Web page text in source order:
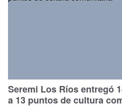
Seremi Los Ríos entregó
a 13 puntos de cultura